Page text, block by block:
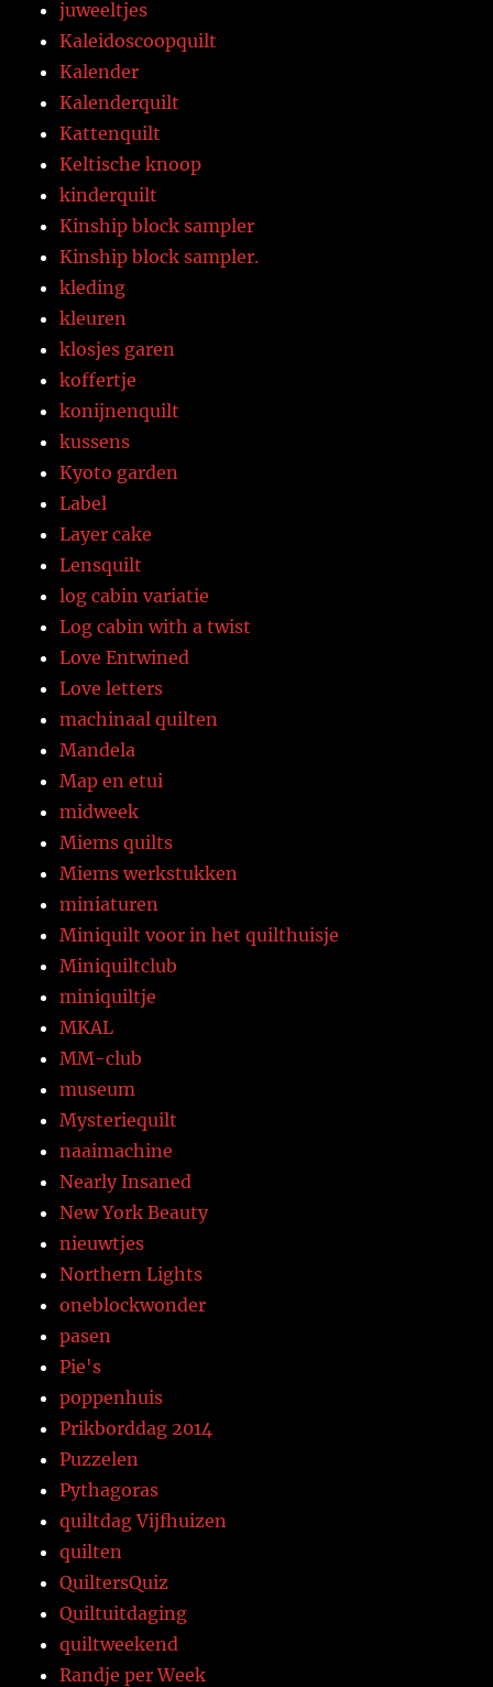
juweeltjes
Kaleidoscoopquilt
Kalender
Kalenderquilt
Kattenquilt
Keltische knoop
kinderquilt
Kinship block sampler
Kinship block sampler.
kleding
kleuren
klosjes garen
koffertje
konijnenquilt
kussens
Kyoto garden
Label
Layer cake
Lensquilt
log cabin variatie
Log cabin with a twist
Love Entwined
Love letters
machinaal quilten
Mandela
Map en etui
midweek
Miems quilts
Miems werkstukken
miniaturen
Miniquilt voor in het quilthuisje
Miniquiltclub
miniquiltje
MKAL
MM-club
museum
Mysteriequilt
naaimachine
Nearly Insaned
New York Beauty
nieuwtjes
Northern Lights
oneblockwonder
pasen
Pie's
poppenhuis
Prikborddag 2014
Puzzelen
Pythagoras
quiltdag Vijfhuizen
quilten
QuiltersQuiz
Quiltuitdaging
quiltweekend
Randje per Week